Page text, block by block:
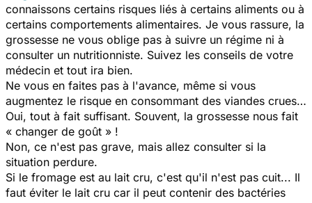
connaissons certains risques liés à certains aliments ou à
certains comportements alimentaires. Je vous rassure, la
grossesse ne vous oblige pas à suivre un régime ni à
consulter un nutritionniste. Suivez les conseils de votre
médecin et tout ira bien.
Ne vous en faites pas à l'avance, même si vous
augmentez le risque en consommant des viandes crues…
Oui, tout à fait suffisant. Souvent, la grossesse nous fait
« changer de goût » !
Non, ce n'est pas grave, mais allez consulter si la
situation perdure.
Si le fromage est au lait cru, c'est qu'il n'est pas cuit... Il
faut éviter le lait cru car il peut contenir des bactéries